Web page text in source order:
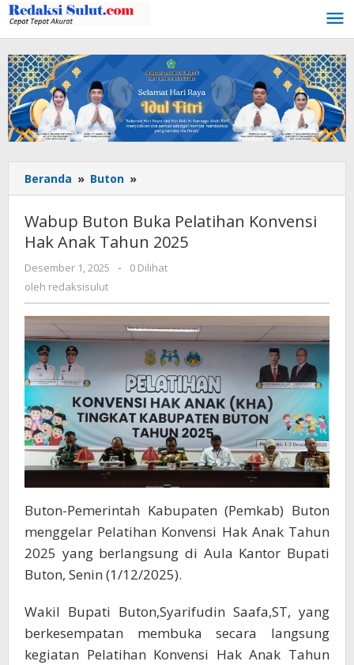
Lewati
ke
konten
Beranda » Buton »
Buton
Buka
Pelatihan
Konvensi
Hak
Wabup Buton Buka Pelatihan Konvensi
Hak Anak Tahun 2025
Desember 1, 2025
oleh
-
0 Dilihat
oleh redaksisulut
Buton-Pemerintah Kabupaten (Pemkab) Buton
menggelar Pelatihan Konvensi Hak Anak Tahun
2025 yang berlangsung di Aula Kantor Bupati
Buton, Senin (1/12/2025).
Wakil Bupati Buton,Syarifudin Saafa,ST, yang
berkesempatan membuka secara langsung
kegiatan Pelatihan Konvensi Hak Anak Tahun